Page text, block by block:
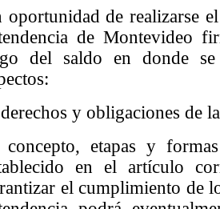
oportunidad de realizarse
de Montevideo
del saldo en donde se
y obligaciones de
etapas y
en el artículo
el cumplimiento de